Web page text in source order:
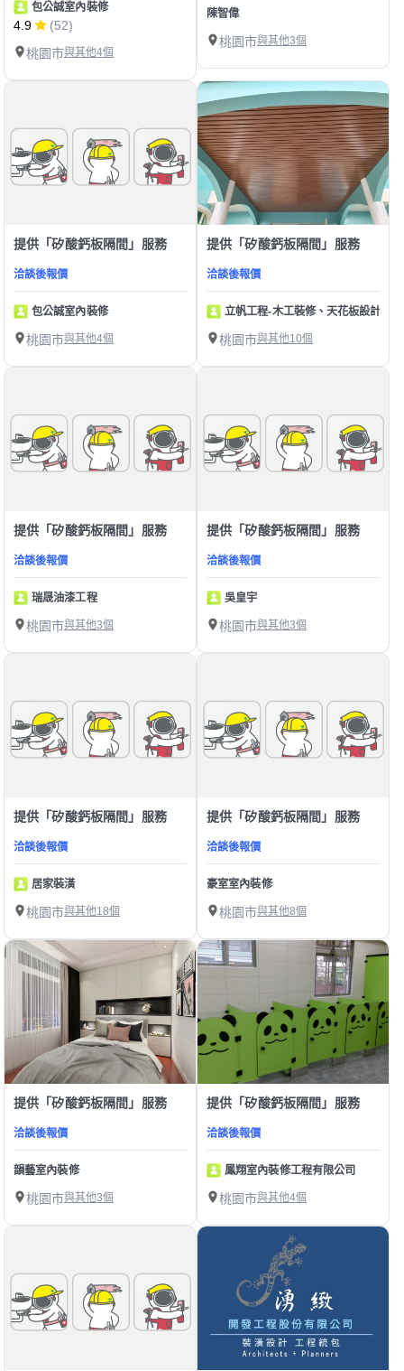
包公誠室內裝修
4.9
(52)
桃園市與其他4個
陳智偉
桃園市與其他3個
提供「矽酸鈣板隔間」服務
洽談後報價
包公誠室內裝修
桃園市與其他4個
提供「矽酸鈣板隔間」服務
洽談後報價
立帆工程-木工裝修、天花板設計
桃園市與其他10個
提供「矽酸鈣板隔間」服務
洽談後報價
瑞晟油漆工程
桃園市與其他3個
提供「矽酸鈣板隔間」服務
洽談後報價
吳皇宇
桃園市與其他3個
提供「矽酸鈣板隔間」服務
洽談後報價
居家裝潢
桃園市與其他18個
提供「矽酸鈣板隔間」服務
洽談後報價
豪室室內裝修
桃園市與其他8個
提供「矽酸鈣板隔間」服務
洽談後報價
韻藝室內裝修
桃園市與其他3個
提供「矽酸鈣板隔間」服務
洽談後報價
鳳翔室內裝修工程有限公司
桃園市與其他4個